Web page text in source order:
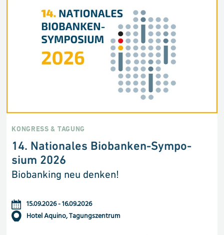
KONGRESS & TAGUNG
14. Nationales Biobanken-Sym­po­
sium 2026
Biobanking neu denken!
15.09.2026-16.09.2026
Hotel Aquino, Tagungszentrum